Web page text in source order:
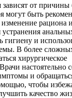
от
могут быть
рациона
устранения
гигиену и
В более
хирургическое
настоятельно
и
чтобы
качество